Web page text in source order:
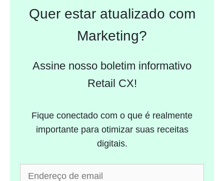
Quer estar atualizado com
Marketing?
Assine nosso boletim informativo
Retail CX!
Fique conectado com o que é realmente
importante para otimizar suas receitas
digitais.